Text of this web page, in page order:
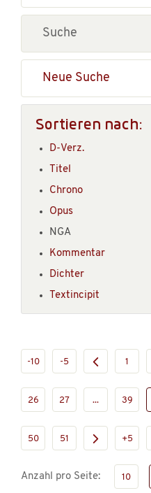
Neue Suche
Sortieren nach:
D-Verz.
Titel
Chrono
Opus
NGA
Kommentar
Dichter
Textincipit
-10 -5 1
26 27 ... 39
50 51 +5
Anzahl pro Seite: 10